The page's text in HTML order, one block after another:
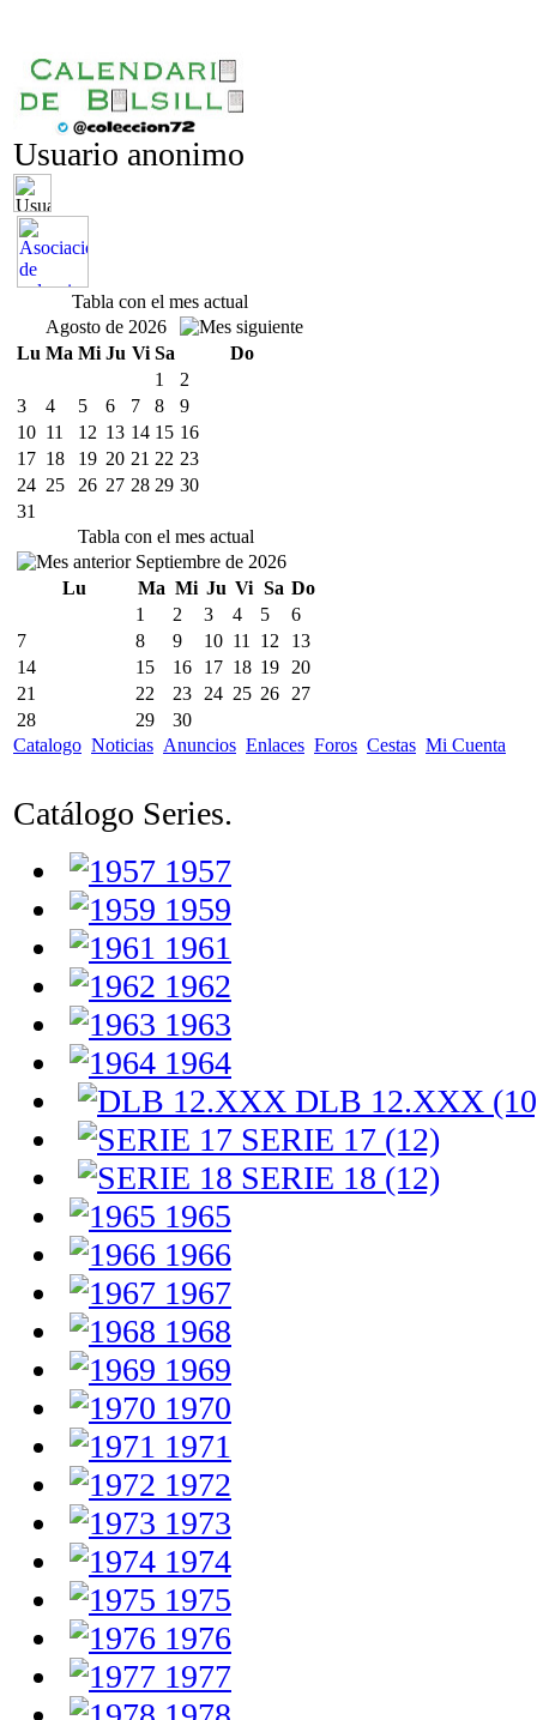
Usuario anonimo
Tabla con el mes actual
Agosto de 2026
Lu Ma Mi Ju Vi Sa
Do
1
2
3
4 5 6 7 8
9
10 11 12 13 14 15 16
17 18 19 20 21 22 23
24 25 26 27 28 29 30
31
Tabla con el mes actual
Septiembre de 2026
Lu
Ma Mi Ju Vi Sa Do
1
2 3 4 5
6
7
8 9 10 11 12
13
14
15 16 17 18 19
20
21
22 23 24 25 26
27
28
29
30
Catalogo Noticias Anuncios Enlaces Foros Cestas Mi Cuenta
Catálogo Series.
1957
1959
1961
1962
1963
1964
DLB 12.XXX
SERIE 17 (12)
SERIE 18 (12)
1965
1966
1967
1968
1969
1970
1971
1972
1973
1974
1975
1976
1977